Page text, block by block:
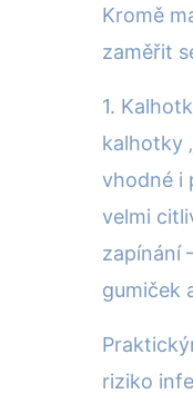
Kromě
zaměřit
1.
kalhotky
vhodné i
velmi
zapínání
gumiček
riziko